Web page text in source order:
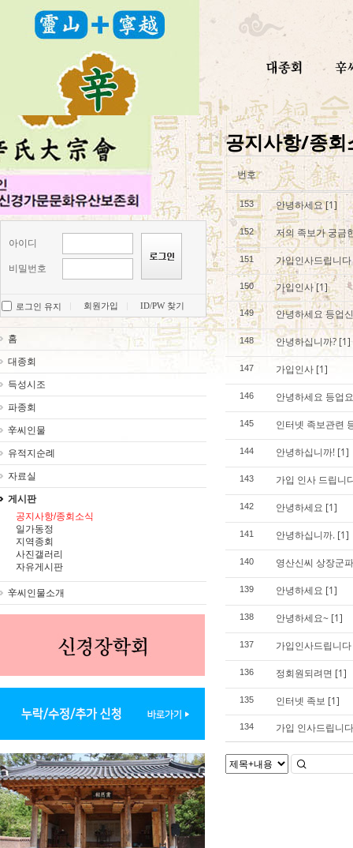
아이디
비밀번호
로그인 유지 회원가입 ID/PW 찾기
홈
대종회
득성시조
파종회
辛씨인물
유적지순례
자료실
게시판
공지사항/종회소식
일가동정
지역종회
사진갤러리
자유게시판
辛씨인물소개
공지사항/종회
번호
153 안녕하세요[1]
152 저의 족보가 궁금
151 가입인사드립니다
150 가입인사[1]
149 안녕하세요 등업
148 안녕하십니까? [1]
147 가입인사 [1]
146 안녕하세요 등업
145 인터넷 족보관련
144 안녕하십니까! [1]
143 가입 인사 드립니
142 안녕하세요 [1]
141 안녕하십니까. [1]
140 영산신씨 상장군
139 안녕하세요 [1]
138 안녕하세요~ [1]
137 가입인사드립니다
136 정회원되려면 [1]
135 인터넷 족보 [1]
134 가입 인사드립니